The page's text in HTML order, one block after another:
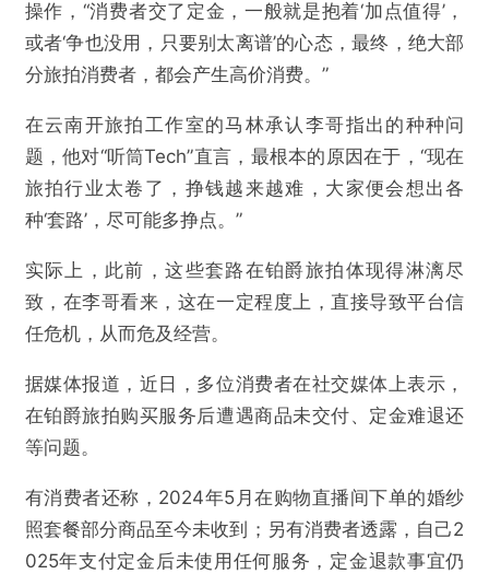
操作，“消费者交了定金，一般就是抱着‘加点值得’，
或者‘争也没用，只要别太离谱’的心态，最终，绝大部
分旅拍消费者，都会产生高价消费。”
在云南开旅拍工作室的马林承认李哥指出的种种问
题，他对“听筒Tech”直言，最根本的原因在于，“现在
旅拍行业太卷了，挣钱越来越难，大家便会想出各
种‘套路’，尽可能多挣点。”
实际上，此前，这些套路在铂爵旅拍体现得淋漓尽
致，在李哥看来，这在一定程度上，直接导致平台信
任危机，从而危及经营。
据媒体报道，近日，多位消费者在社交媒体上表示，
在铂爵旅拍购买服务后遭遇商品未交付、定金难退还
等问题。
有消费者还称，2024年5月在购物直播间下单的婚纱
照套餐部分商品至今未收到；另有消费者透露，自己2
025年支付定金后未使用任何服务，定金退款事宜仍